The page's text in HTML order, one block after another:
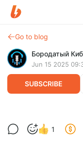
Go to blog
Бородатый
Jun 15 2025
SUBSCRIBE
Полный
1